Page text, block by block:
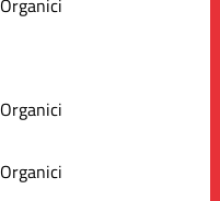
Organici
Organici